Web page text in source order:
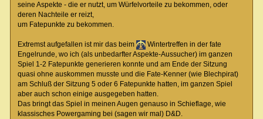
seine Aspekte - die er nutzt, um Würfelvorteile zu bekommen, oder
deren Nachteile er reizt,
um Fatepunkte zu bekommen.
Extremst aufgefallen ist mir das beim
Wintertreffen in der fate
Engelrunde, wo ich (als unbedarfter Aspekte-Aussucher) im ganzen
Spiel 1-2 Fatepunkte generieren konnte und am Ende der Sitzung
quasi ohne auskommen musste und die Fate-Kenner (wie Blechpirat)
am Schluß der Sitzung 5 oder 6 Fatepunkte hatten, im ganzen Spiel
aber auch schon einige ausgegeben hatten.
Das bringt das Spiel in meinen Augen genauso in Schieflage, wie
klassisches Powergaming bei (sagen wir mal) D&D.